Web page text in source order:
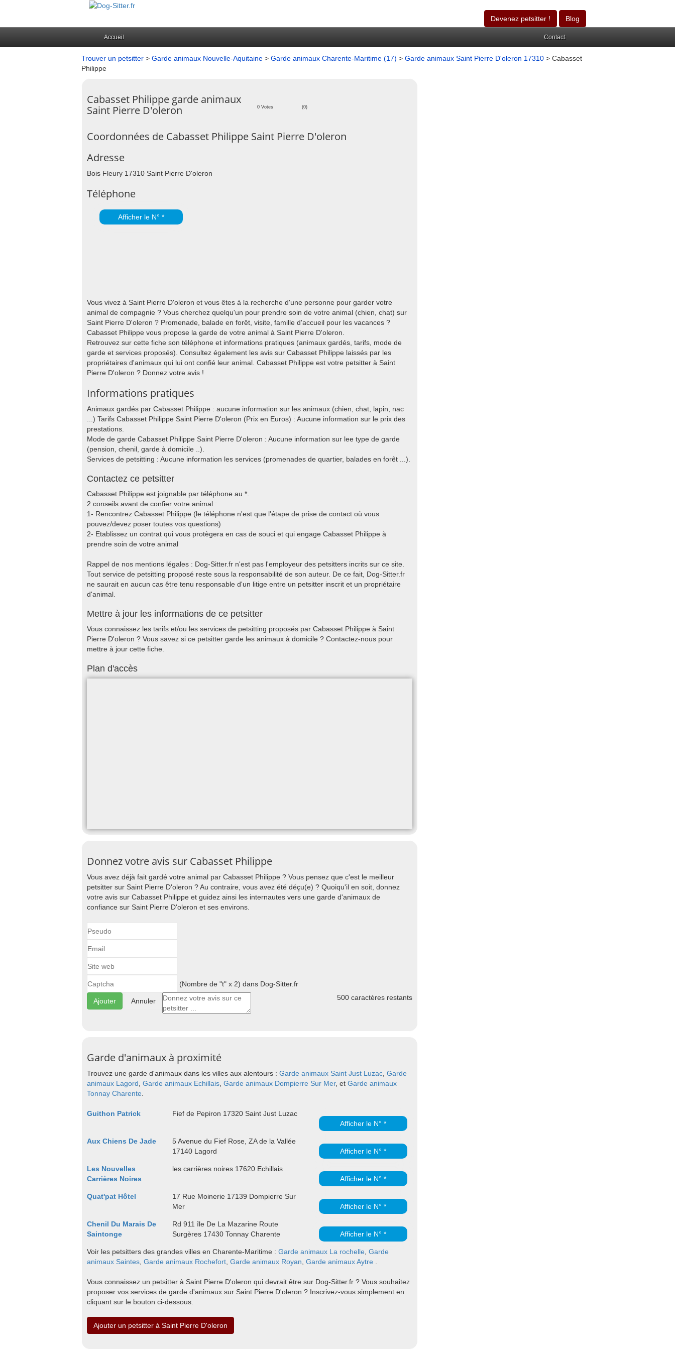
Devenez petsitter ! Blog
Accueil Contact
Trouver un petsitter > Garde animaux Nouvelle-Aquitaine > Garde animaux Charente-Maritime (17) > Garde animaux Saint Pierre D'oleron 17310 > Cabasset
Philippe
Cabasset Philippe garde animaux
Saint Pierre D'oleron
0 Votes (0)
Coordonnées de Cabasset Philippe Saint Pierre D'oleron
Adresse
Bois Fleury 17310 Saint Pierre D'oleron
Téléphone
Afficher le N° *
Vous vivez à Saint Pierre D'oleron et vous êtes à la recherche d'une personne pour garder votre
animal de compagnie ? Vous cherchez quelqu'un pour prendre soin de votre animal (chien, chat) sur
Saint Pierre D'oleron ? Promenade, balade en forêt, visite, famille d'accueil pour les vacances ?
Cabasset Philippe vous propose la garde de votre animal à Saint Pierre D'oleron.
Retrouvez sur cette fiche son téléphone et informations pratiques (animaux gardés, tarifs, mode de
garde et services proposés). Consultez également les avis sur Cabasset Philippe laissés par les
propriétaires d'animaux qui lui ont confié leur animal. Cabasset Philippe est votre petsitter à Saint
Pierre D'oleron ? Donnez votre avis !
Informations pratiques
Animaux gardés par Cabasset Philippe : aucune information sur les animaux (chien, chat, lapin, nac
...) Tarifs Cabasset Philippe Saint Pierre D'oleron (Prix en Euros) : Aucune information sur le prix des
prestations.
Mode de garde Cabasset Philippe Saint Pierre D'oleron : Aucune information sur lee type de garde
(pension, chenil, garde à domicile ..).
Services de petsitting : Aucune information les services (promenades de quartier, balades en forêt ...).
Contactez ce petsitter
Cabasset Philippe est joignable par téléphone au *.
2 conseils avant de confier votre animal :
1- Rencontrez Cabasset Philippe (le téléphone n'est que l'étape de prise de contact où vous
pouvez/devez poser toutes vos questions)
2- Etablissez un contrat qui vous protègera en cas de souci et qui engage Cabasset Philippe à
prendre soin de votre animal
Rappel de nos mentions légales : Dog-Sitter.fr n'est pas l'employeur des petsitters incrits sur ce site.
Tout service de petsitting proposé reste sous la responsabilité de son auteur. De ce fait, Dog-Sitter.fr
ne saurait en aucun cas être tenu responsable d'un litige entre un petsitter inscrit et un propriétaire
d'animal.
Mettre à jour les informations de ce petsitter
Vous connaissez les tarifs et/ou les services de petsitting proposés par Cabasset Philippe à Saint
Pierre D'oleron ? Vous savez si ce petsitter garde les animaux à domicile ? Contactez-nous pour
mettre à jour cette fiche.
Plan d'accès
Donnez votre avis sur Cabasset Philippe
Vous avez déjà fait gardé votre animal par Cabasset Philippe ? Vous pensez que c'est le meilleur
petsitter sur Saint Pierre D'oleron ? Au contraire, vous avez été déçu(e) ? Quoiqu'il en soit, donnez
votre avis sur Cabasset Philippe et guidez ainsi les internautes vers une garde d'animaux de
confiance sur Saint Pierre D'oleron et ses environs.
(Nombre de "t" x 2) dans Dog-Sitter.fr
Annuler 500 caractères restants
Garde d'animaux à proximité
Trouvez une garde d'animaux dans les villes aux alentours : Garde animaux Saint Just Luzac Garde
animaux Lagord Garde animaux Echillais Garde animaux Dompierre Sur Mer, et Garde animaux
Tonnay Charente
Guithon Patrick
Fief de Pepiron 17320 Saint Just Luzac
Afficher le N° *
Aux Chiens De Jade
5 Avenue du Fief Rose, ZA de la Vallée
17140 Lagord
Afficher le N° *
Les Nouvelles
Carrières Noires
les carrières noires 17620 Echillais
Afficher le N° *
Quat'pat Hôtel
17 Rue Moinerie 17139 Dompierre Sur
Mer
Afficher le N° *
Chenil Du Marais De
Saintonge
Rd 911 île De La Mazarine Route
Surgères 17430 Tonnay Charente
Afficher le N° *
Voir les petsitters des grandes villes en Charente-Maritime : Garde animaux La rochelle Garde
animaux Saintes Garde animaux Rochefort Garde animaux Royan Garde animaux Aytre
Vous connaissez un petsitter à Saint Pierre D'oleron qui devrait être sur Dog-Sitter.fr ? Vous souhaitez
proposer vos services de garde d'animaux sur Saint Pierre D'oleron ? Inscrivez-vous simplement en
cliquant sur le bouton ci-dessous.
Ajouter un petsitter à Saint Pierre D'oleron